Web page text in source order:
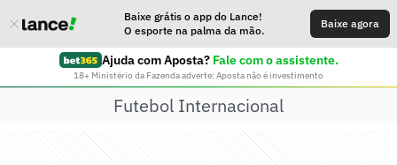
Baixe grátis o app do Lance!
O esporte na palma da mão.
Baixe agora
Ajuda com Aposta? Fale com o assistente.
18+ Ministério da Fazenda adverte: Aposta não é investimento
Futebol Internacional